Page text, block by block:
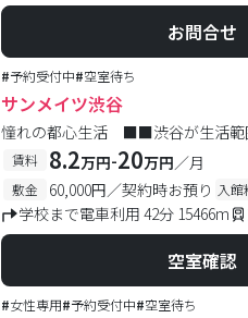
お問合せ
#予約受付中#空室待ち
サンメイツ渋谷
憧れの都心生活 ■■渋谷が生活範
賃料 8.2万円-20万円／月
敷金 60,000円／契約時お預り 入館
学校まで電車利用 42分 15466m
空室確認
#女性専用#予約受付中#空室待ち